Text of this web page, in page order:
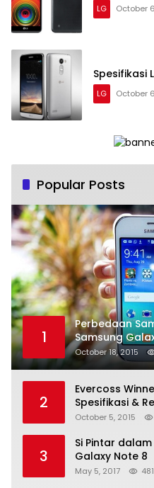
LG October
Spesifikasi
LG October
Popular Posts
1
Perbedaan
Samsung
October 18, 2015
2
Evercoss
Spesifikasi &
October 5, 2015
3
Si Pintar
Galaxy Note 8
May 5, 2017